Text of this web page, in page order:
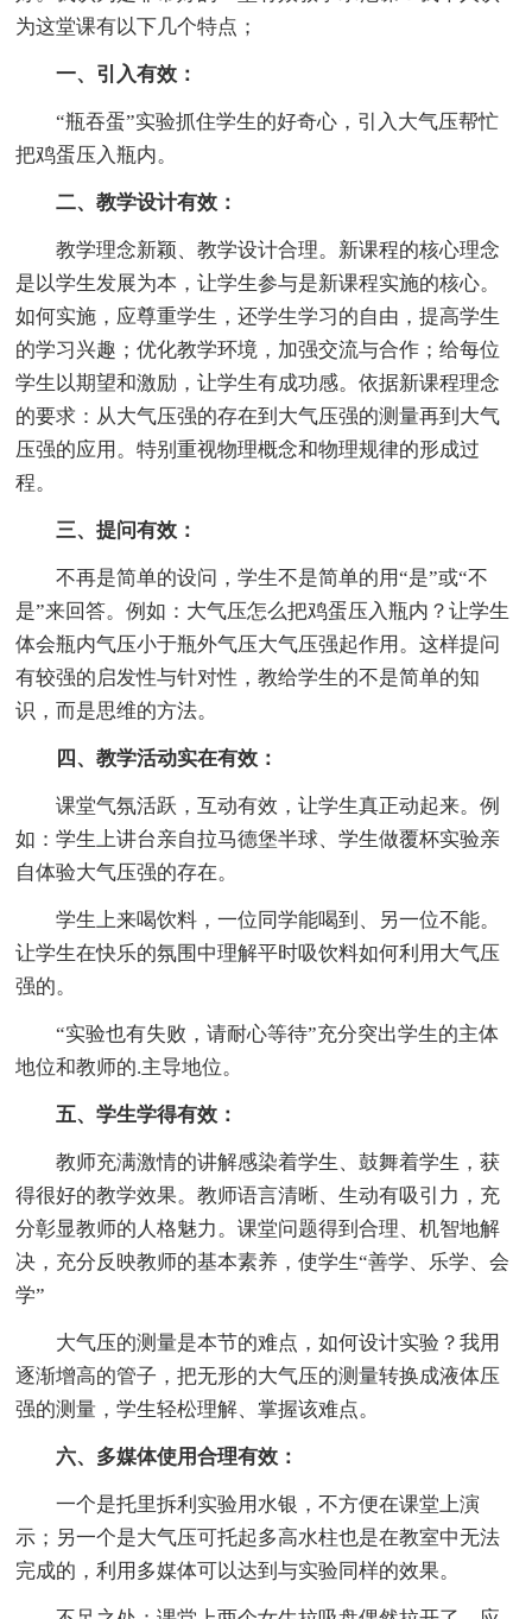
为这堂课有以下几个特点；
一、引入有效：
“瓶吞蛋”实验抓住学生的好奇心，引入大气压帮忙
把鸡蛋压入瓶内。
二、教学设计有效：
教学理念新颖、教学设计合理。新课程的核心理念
是以学生发展为本，让学生参与是新课程实施的核心。
如何实施，应尊重学生，还学生学习的自由，提高学生
的学习兴趣；优化教学环境，加强交流与合作；给每位
学生以期望和激励，让学生有成功感。依据新课程理念
的要求：从大气压强的存在到大气压强的测量再到大气
压强的应用。特别重视物理概念和物理规律的形成过
程。
三、提问有效：
不再是简单的设问，学生不是简单的用“是”或“不
是”来回答。例如：大气压怎么把鸡蛋压入瓶内？让学生
体会瓶内气压小于瓶外气压大气压强起作用。这样提问
有较强的启发性与针对性，教给学生的不是简单的知
识，而是思维的方法。
四、教学活动实在有效：
课堂气氛活跃，互动有效，让学生真正动起来。例
如：学生上讲台亲自拉马德堡半球、学生做覆杯实验亲
自体验大气压强的存在。
学生上来喝饮料，一位同学能喝到、另一位不能。
让学生在快乐的氛围中理解平时吸饮料如何利用大气压
强的。
“实验也有失败，请耐心等待”充分突出学生的主体
地位和教师的.主导地位。
五、学生学得有效：
教师充满激情的讲解感染着学生、鼓舞着学生，获
得很好的教学效果。教师语言清晰、生动有吸引力，充
分彰显教师的人格魅力。课堂问题得到合理、机智地解
决，充分反映教师的基本素养，使学生“善学、乐学、会
学”
大气压的测量是本节的难点，如何设计实验？我用
逐渐增高的管子，把无形的大气压的测量转换成液体压
强的测量，学生轻松理解、掌握该难点。
六、多媒体使用合理有效：
一个是托里拆利实验用水银，不方便在课堂上演
示；另一个是大气压可托起多高水柱也是在教室中无法
完成的，利用多媒体可以达到与实验同样的效果。